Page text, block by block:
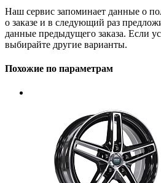
Наш сервис запоминает данные о
о заказе и в следующий раз
данные предыдущего заказа. Если
выбирайте другие варианты.
Похожие по параметрам